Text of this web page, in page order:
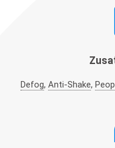
Defog, Anti-Shake,